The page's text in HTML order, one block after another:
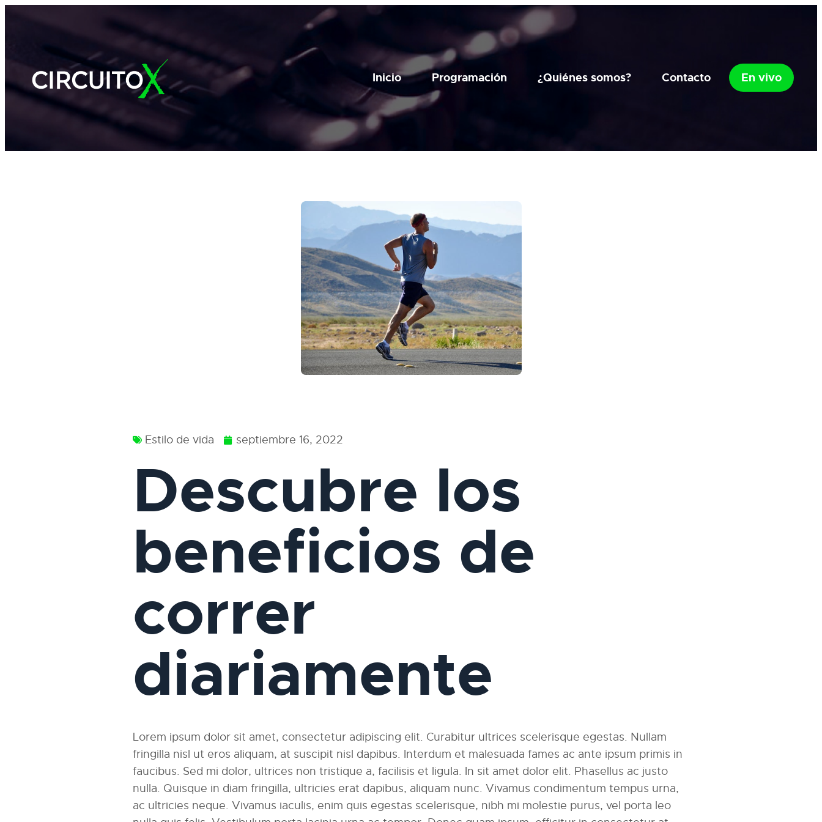
Inicio Programación ¿Quiénes somos? Contacto En vivo
Estilo de vida septiembre 16, 2022
Descubre los
beneficios de
correr
diariamente
Lorem ipsum dolor sit amet, consectetur adipiscing elit. Curabitur ultrices scelerisque egestas. Nullam
fringilla nisl ut eros aliquam, at suscipit nisl dapibus. Interdum et malesuada fames ac ante ipsum primis in
faucibus. Sed mi dolor, ultrices non tristique a, facilisis et ligula. In sit amet dolor elit. Phasellus ac justo
nulla. Quisque in diam fringilla, ultricies erat dapibus, aliquam nunc. Vivamus condimentum tempus urna,
ac ultricies neque. Vivamus iaculis, enim quis egestas scelerisque, nibh mi molestie purus, vel porta leo